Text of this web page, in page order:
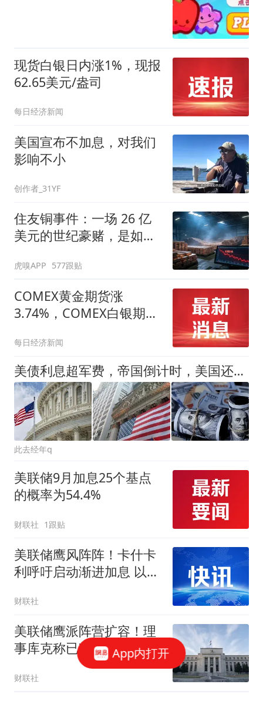
现货白银日内涨1%，现报
62.65美元/盎司
每日经济新闻
美国宣布不加息，对我们
影响不小
创作者_31YF
住友铜事件：一场 26 亿
美元的世纪豪赌，是如何
虎嗅APP 577跟贴
COMEX黄金期货涨
3.74%，COMEX白银期货
每日经济新闻
美债利息超军费，帝国倒计时，美国还能撑多久？
此去经年q
美联储9月加息25个基点
的概率为54.4%
财联社 1跟贴
美联储鹰风阵阵！卡什卡
利呼吁启动渐进加息 以避
财联社
美联储鹰派阵营扩容！理
事库克称已准备支持加息
财联社
App内打开